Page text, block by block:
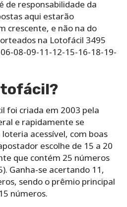
é de responsabilidade da
aqui estarão
crescente, e não na do
na Lotofácil 3495
08-09-11-12-15-16-18-19-
foi criada em 2003 pela
e rapidamente se
acessível, com boas
escolhe de 15 a 20
que contém 25 números
Ganha-se acertando 11,
sendo o prêmio principal
números.